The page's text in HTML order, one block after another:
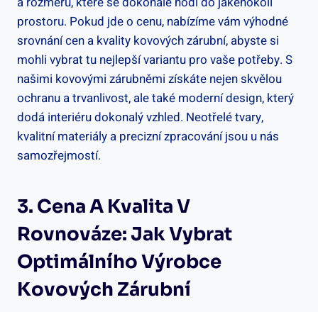
prostoru. Pokud jde o cenu, nabízíme vám výhodné
srovnání cen a kvality kovových zárubní, abyste si
mohli vybrat tu nejlepší variantu pro vaše potřeby. S
našimi kovovými zárubněmi získáte nejen skvělou
ochranu a trvanlivost, ale také moderní design, který
dodá interiéru dokonalý vzhled. Neotřelé tvary,
kvalitní materiály a precizní zpracování jsou u nás
samozřejmostí.
3. Cena A Kvalita V
Rovnováze: Jak Vybrat
Optimálního Výrobce
Kovových Zárubní